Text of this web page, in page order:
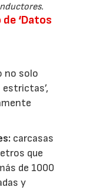
‘Datos
no solo
carcasas
que
de 1000
y